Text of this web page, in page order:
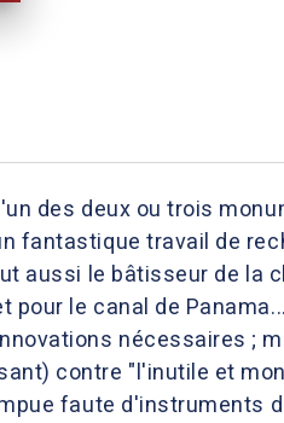
des deux ou trois
fantastique travail de
aussi le bâtisseur de la
pour le canal de
nécessaires ;
contre "l'inutile et
faute d'instruments